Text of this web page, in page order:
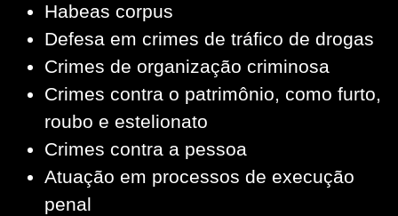
Habeas corpus
Defesa em crimes de tráfico de drogas
Crimes de organização criminosa
Crimes contra o patrimônio, como furto,
roubo e estelionato
Crimes contra a pessoa
Atuação em processos de execução
penal